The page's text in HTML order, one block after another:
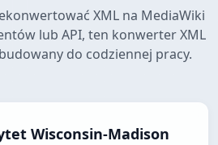
XML na MediaWiki
lub API, ten konwerter XML
do codziennej pracy.
Wisconsin-Madison